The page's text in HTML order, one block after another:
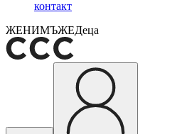
контакт
ЖЕНИМЪЖЕДеца